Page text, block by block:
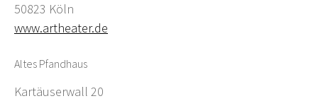
50823 Köln
www.artheater.de
Altes Pfandhaus
Kartäuserwall 20